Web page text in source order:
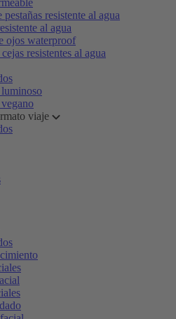
pestañas resistente al agua
al agua
ojos waterproof
resistentes al agua
viaje